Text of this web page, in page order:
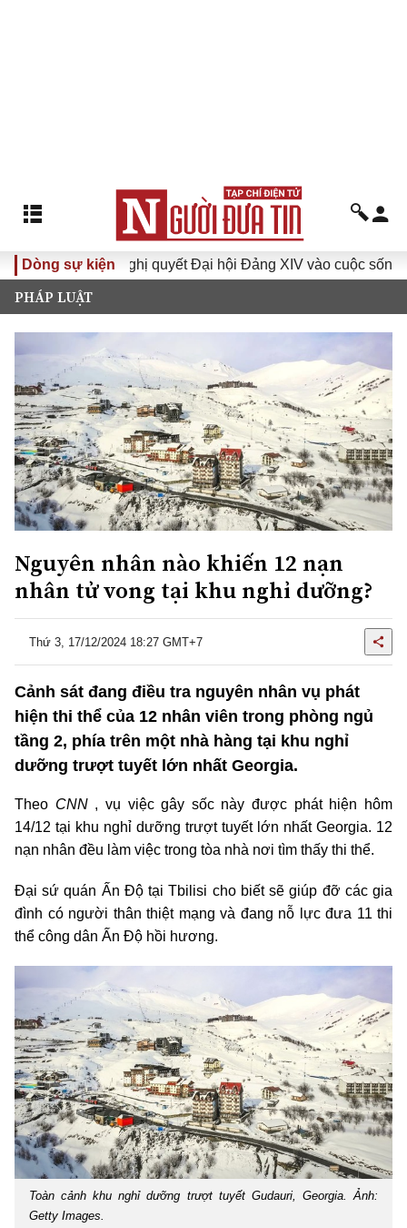
Dòng sự kiện
Đưa Nghị quyết Đại hội Đảng XIV vào cuộc sống
PHÁP LUẬT
Nguyên nhân nào khiến 12 nạn
nhân tử vong tại khu nghỉ dưỡng?
Thứ 3, 17/12/2024 18:27 GMT+7
Cảnh sát đang điều tra nguyên nhân vụ phát
hiện thi thể của 12 nhân viên trong phòng ngủ
tầng 2, phía trên một nhà hàng tại khu nghỉ
dưỡng trượt tuyết lớn nhất Georgia.
Theo CNN , vụ việc gây sốc này được phát hiện hôm
14/12 tại khu nghỉ dưỡng trượt tuyết lớn nhất Georgia. 12
nạn nhân đều làm việc trong tòa nhà nơi tìm thấy thi thể.
Đại sứ quán Ấn Độ tại Tbilisi cho biết sẽ giúp đỡ các gia
đình có người thân thiệt mạng và đang nỗ lực đưa 11 thi
thể công dân Ấn Độ hồi hương.
Toàn cảnh khu nghỉ dưỡng trượt tuyết Gudauri, Georgia. Ảnh:
Getty Images.